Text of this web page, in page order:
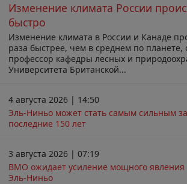
Изменение климата России
быстро
Изменение климата в России и Канаде
раза быстрее, чем в среднем по планете,
профессор кафедры лесных и
Университета Британской...
4 августа 2026 | 14:50
Эль-Ниньо может стать самым сильным за
последние 150 лет
3 августа 2026 | 07:19
ВМО ожидает усиление мощного явления
Эль-Ниньо